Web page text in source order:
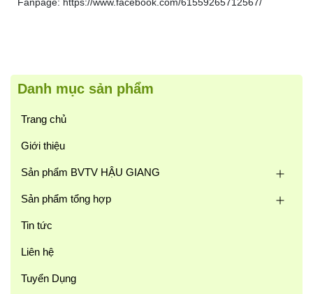
Danh mục sản phẩm
Trang chủ
Giới thiệu
Sản phẩm BVTV HẬU GIANG
Sản phẩm tổng hợp
Tin tức
Liên hệ
Tuyển Dụng